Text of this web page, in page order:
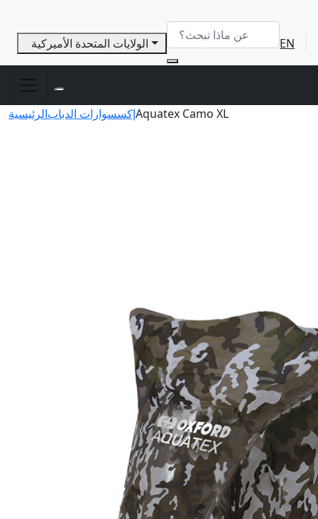
EN
الرئيسيةإكسسوارات الدبابAquatex Camo XL